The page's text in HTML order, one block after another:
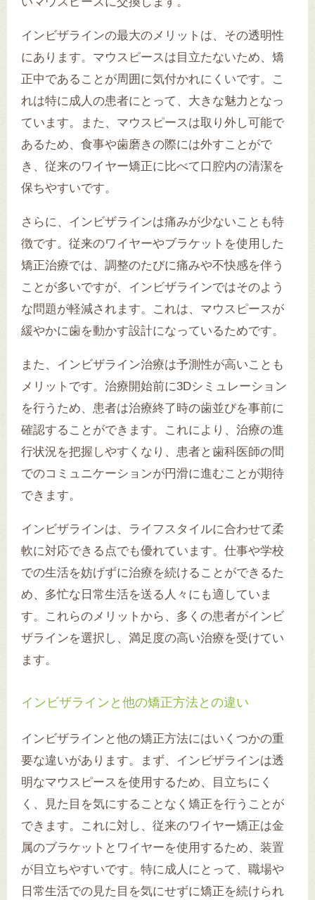
インビザラインの最大のメリットは、その透明性
にあります。マウスピースは目立たないため、矯
正中であることが周囲に気付かれにくいです。こ
れは特に成人の患者にとって、大きな魅力となっ
ています。また、マウスピースは取り外し可能で
あるため、食事や歯磨きの際には外すことがで
き、従来のワイヤー矯正に比べて口腔内の清潔を
保ちやすいです。
さらに、インビザラインは痛みが少ないことも特
徴です。従来のワイヤーやブラケットを使用した
矯正治療では、調整のたびに痛みや不快感を伴う
ことが多いですが、インビザラインではそのよう
な問題が軽減されます。これは、マウスピースが
緩やかに歯を動かす設計になっているためです。
また、インビザライン治療は予測性が高いことも
メリットです。治療開始前に3Dシミュレーション
を行うため、患者は治療終了時の歯並びを事前に
確認することができます。これにより、治療の進
行状況を把握しやすくなり、患者と歯科医師の間
でのコミュニケーションが円滑に進むことが期待
できます。
インビザラインは、ライフスタイルに合わせて柔
軟に対応できる点でも優れています。仕事や学校
での生活を妨げずに治療を続けることができるた
め、多忙な日常生活を送る人々にも適していま
す。これらのメリットから、多くの患者がインビ
ザラインを選択し、満足度の高い治療を受けてい
ます。
インビザラインと他の矯正方法との違い
インビザラインと他の矯正方法にはいくつかの重
要な違いがあります。まず、インビザラインは透
明なマウスピースを使用するため、目立ちにく
く、見た目を気にすることなく矯正を行うことが
できます。これに対し、従来のワイヤー矯正は金
属のブラケットとワイヤーを使用するため、装置
が目立ちやすいです。特に成人にとって、職場や
日常生活での見た目を気にせずに矯正を続けられ